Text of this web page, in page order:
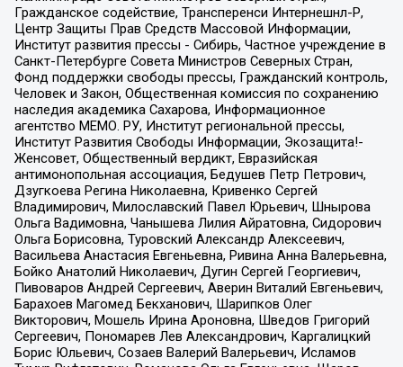
Гражданское содействие, Трансперенси Интернешнл-Р,
Центр Защиты Прав Средств Массовой Информации,
Институт развития прессы - Сибирь, Частное учреждение в
Санкт-Петербурге Совета Министров Северных Стран,
Фонд поддержки свободы прессы, Гражданский контроль,
Человек и Закон, Общественная комиссия по сохранению
наследия академика Сахарова, Информационное
агентство МЕМО. РУ, Институт региональной прессы,
Институт Развития Свободы Информации, Экозащита!-
Женсовет, Общественный вердикт, Евразийская
антимонопольная ассоциация, Бедушев Петр Петрович,
Дзугкоева Регина Николаевна, Кривенко Сергей
Владимирович, Милославский Павел Юрьевич, Шнырова
Ольга Вадимовна, Чанышева Лилия Айратовна, Сидорович
Ольга Борисовна, Туровский Александр Алексеевич,
Васильева Анастасия Евгеньевна, Ривина Анна Валерьевна,
Бойко Анатолий Николаевич, Дугин Сергей Георгиевич,
Пивоваров Андрей Сергеевич, Аверин Виталий Евгеньевич,
Барахоев Магомед Бекханович, Шарипков Олег
Викторович, Мошель Ирина Ароновна, Шведов Григорий
Сергеевич, Пономарев Лев Александрович, Каргалицкий
Борис Юльевич, Созаев Валерий Валерьевич, Исламов